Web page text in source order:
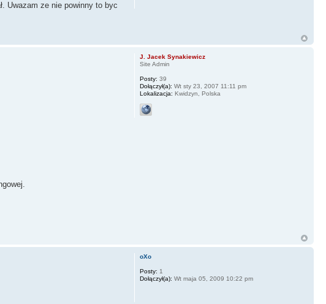
Uwazam ze nie powinny to byc
J. Jacek Synakiewicz
Site Admin
Posty: 39
Dołączył(a): Wt sty 23, 2007 11:11 pm
Lokalizacja: Kwidzyn, Polska
oXo
Posty: 1
Dołączył(a): Wt maja 05, 2009 10:22 pm